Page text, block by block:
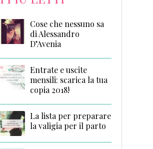
Cose che nessuno sa
di Alessandro
D’Avenia
Entrate e uscite
mensili: scarica la tua
copia 2018!
La lista per preparare
la valigia per il parto